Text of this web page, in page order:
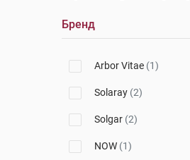
Бренд
Arbor Vitae (1)
Solaray (2)
Solgar (2)
NOW (1)